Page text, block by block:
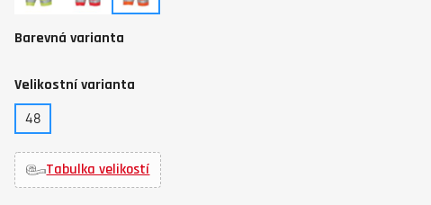
Barevná varianta
Velikostní varianta
48
Tabulka velikostí